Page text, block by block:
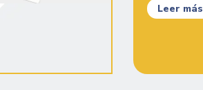
Leer más